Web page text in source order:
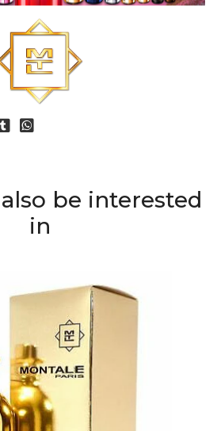
be interested
in